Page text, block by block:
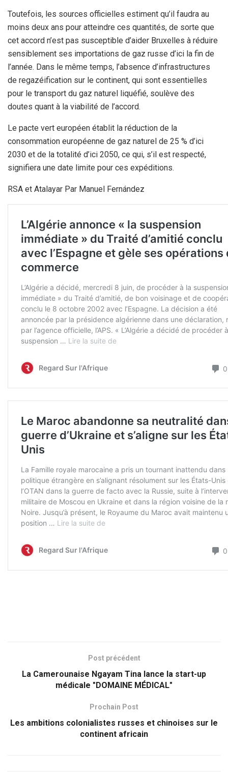
Toutefois, les sources officielles estiment qu’il faudra au
moins deux ans pour atteindre ces quantités, de sorte que
cet accord n’est pas susceptible d’aider Bruxelles à réduire
sensiblement ses importations de gaz russe d’ici la fin de
l’année. Dans le même temps, l’absence d’infrastructures
de regazéification sur le continent, qui sont essentielles
pour le transport du gaz naturel liquéfié, soulève des
doutes quant à la viabilité de l’accord.
Le pacte vert européen établit la réduction de la
consommation européenne de gaz naturel de 25 % d’ici
2030 et de la totalité d’ici 2050, ce qui, s’il est respecté,
signifiera une date limite pour ces expéditions.
RSA et Atalayar Par Manuel Fernández
Post précédent
La Camerounaise Ngayam Tina lance la start-up
médicale "DOMAINE MÉDICAL"
Prochain Post
Les ambitions colonialistes russes et chinoises sur le
continent africain